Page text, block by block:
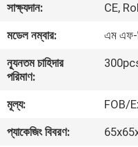
কারখানা
ভ্রমণ
মান
নিয়ন্ত্রণ
সাক্ষ্যদান:
CE,
মডেল নম্বার:
এম
ন্যূনতম চাহিদার
পরিমাণ:
মূল্য:
FOB/
প্যাকেজিং বিবরণ: